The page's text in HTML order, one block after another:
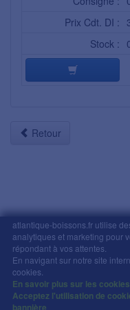
atlantique-boissons.fr utilise
analytiques et marketing pour
répondant à vos attentes.
En navigant sur notre site
cookies.
En savoir plus sur les cookies
Acceptez l'utilisation de
bannière
Prix Cdt. DI :
Stock :
Retour
Mentions légales-
Copyright © Atlantique
L'abus d'alcool est
consommer avec